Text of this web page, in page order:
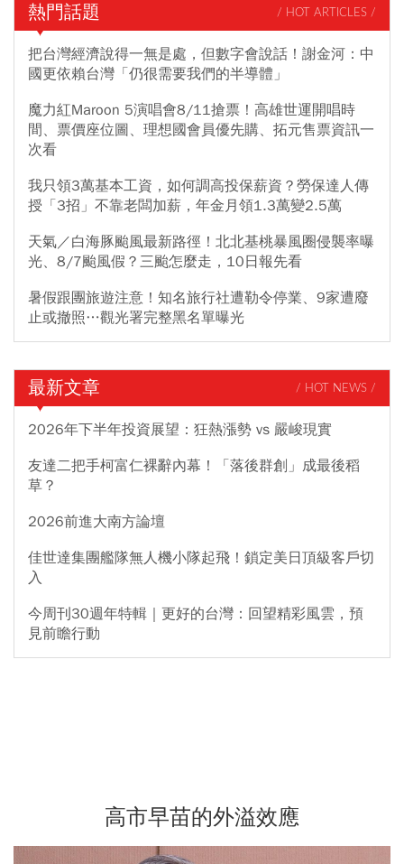
熱門話題 / HOT ARTICLES /
把台灣經濟說得一無是處，但數字會說話！謝金河：中
國更依賴台灣「仍很需要我們的半導體」
魔力紅Maroon 5演唱會8/11搶票！高雄世運開唱時
間、票價座位圖、理想國會員優先購、拓元售票資訊一
次看
我只領3萬基本工資，如何調高投保薪資？勞保達人傳
授「3招」不靠老闆加薪，年金月領1.3萬變2.5萬
天氣／白海豚颱風最新路徑！北北基桃暴風圈侵襲率曝
光、8/7颱風假？三颱怎麼走，10日報先看
暑假跟團旅遊注意！知名旅行社遭勒令停業、9家遭廢
止或撤照…觀光署完整黑名單曝光
最新文章 / HOT NEWS /
2026年下半年投資展望：狂熱漲勢 vs 嚴峻現實
友達二把手柯富仁裸辭內幕！「落後群創」成最後稻
草？
2026前進大南方論壇
佳世達集團艦隊無人機小隊起飛！鎖定美日頂級客戶切
入
今周刊30週年特輯｜更好的台灣：回望精彩風雲，預
見前瞻行動
高市早苗的外溢效應